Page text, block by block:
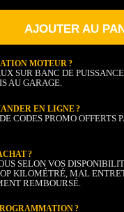
AJOUTER AU
MOTEUR ?
SUR BANC DE
AU GARAGE.
EN LIGNE ?
CODES PROMO OFFERTS
?
SELON VOS
KILOMÉTRÉ, MAL
REMBOURSÉ.
?